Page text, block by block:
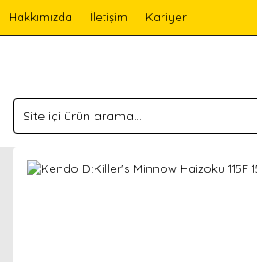
Hakkımızda İletişim Kariyer